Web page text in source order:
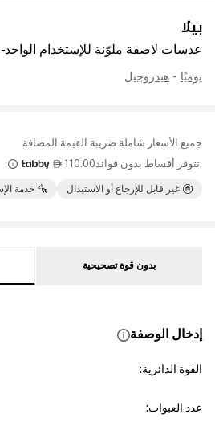
بيلا
عدسات لاصقة ملوّنة للإستخدام
يوميًا - هيدروجيل
جميع الأسعار شاملة ضريبة القيمة المضافة
.تتوفر أقساط بدون فوائد110.00

غير قابل للإرجاع أو الاستبدال خدمة
بدون قوة تصحيحية
إدخال الوصفة
القوة الدائرية:
عدد العبوات: